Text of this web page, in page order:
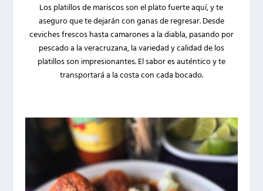
Los platillos de mariscos son el plato fuerte aquí, y te
aseguro que te dejarán con ganas de regresar. Desde
ceviches frescos hasta camarones a la diabla, pasando por
pescado a la veracruzana, la variedad y calidad de los
platillos son impresionantes. El sabor es auténtico y te
transportará a la costa con cada bocado.